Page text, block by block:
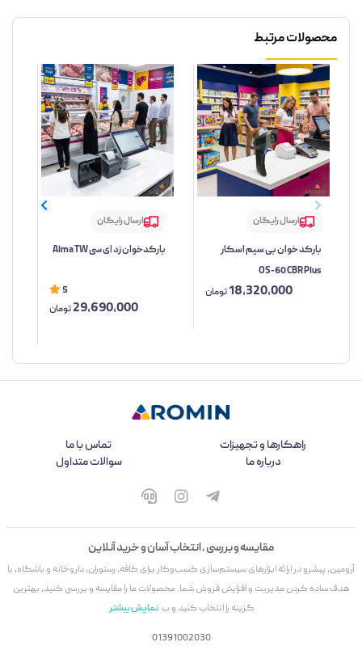
محصولات مرتبط
ارسال رایگان
بارکد خوان بی سیم اسکار
OS-60 CBR Plus
18,320,000تومان
ارسال رایگان
بارکدخوان زد ای سی Alma TW
5
29,690,000تومان
راهکارها و تجهیزات
تماس با ما
درباره ما
سوالات متداول
مقایسه و بررسی ، انتخاب آسان و خرید آنلاین
آرومین، پیشرو در ارائه ابزارهای سیستم‌سازی کسب‌وکار برای کافه، رستوران، داروخانه و باشگاه، با
هدف ساده کردن مدیریت و افزایش فروش شما. محصولات ما را مقایسه و بررسی کنید، بهترین
گزینه را انتخاب کنید و ب نمایش بیشتر
01391002030